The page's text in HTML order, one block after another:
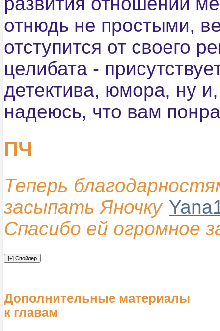
отнюдь не простыми,
отступится от своего
целибата -
детектива, юмора, ну
надеюсь, что вам
ПЧ
Теперь
засыпать Яночку
Спасибо ей огромное
Дополнительные материалы
к главам